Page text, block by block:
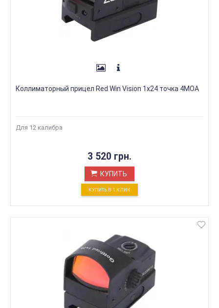
Коллиматорный прицел Red Win Vision 1x24 точка 4MOA
Для 12 калибра
3 520 грн.
КУПИТЬ
КУПИТЬ В 1 КЛИК